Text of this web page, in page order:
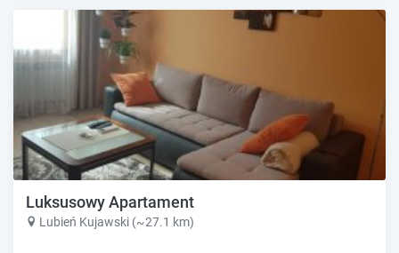
Luksusowy Apartament
Lubień Kujawski (~27.1 km)